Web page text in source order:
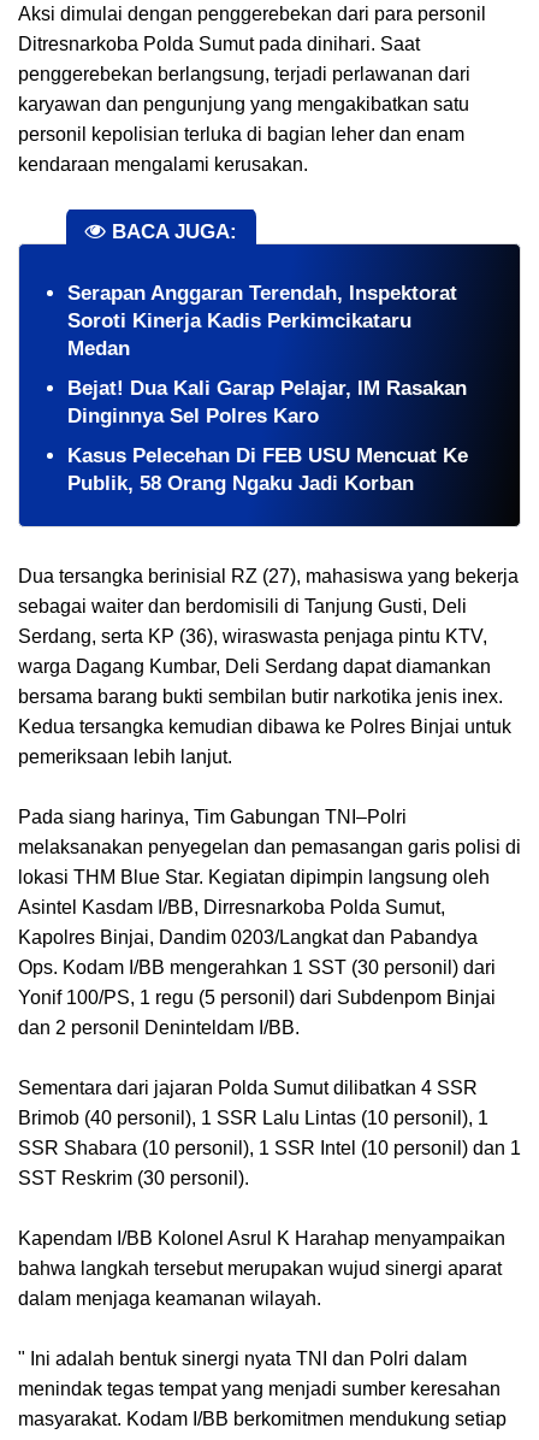
Aksi dimulai dengan penggerebekan dari para personil
Ditresnarkoba Polda Sumut pada dinihari. Saat
penggerebekan berlangsung, terjadi perlawanan dari
karyawan dan pengunjung yang mengakibatkan satu
personil kepolisian terluka di bagian leher dan enam
kendaraan mengalami kerusakan.
BACA JUGA:
Serapan Anggaran Terendah, Inspektorat
Soroti Kinerja Kadis Perkimcikataru
Medan
​Bejat! Dua Kali Garap Pelajar, IM Rasakan
Dinginnya Sel Polres Karo
Kasus Pelecehan Di FEB USU Mencuat Ke
Publik, 58 Orang Ngaku Jadi Korban
Dua tersangka berinisial RZ (27), mahasiswa yang bekerja
sebagai waiter dan berdomisili di Tanjung Gusti, Deli
Serdang, serta KP (36), wiraswasta penjaga pintu KTV,
warga Dagang Kumbar, Deli Serdang dapat diamankan
bersama barang bukti sembilan butir narkotika jenis inex.
Kedua tersangka kemudian dibawa ke Polres Binjai untuk
pemeriksaan lebih lanjut.
Pada siang harinya, Tim Gabungan TNI–Polri
melaksanakan penyegelan dan pemasangan garis polisi di
lokasi THM Blue Star. Kegiatan dipimpin langsung oleh
Asintel Kasdam I/BB, Dirresnarkoba Polda Sumut,
Kapolres Binjai, Dandim 0203/Langkat dan Pabandya
Ops. Kodam I/BB mengerahkan 1 SST (30 personil) dari
Yonif 100/PS, 1 regu (5 personil) dari Subdenpom Binjai
dan 2 personil Deninteldam I/BB.
Sementara dari jajaran Polda Sumut dilibatkan 4 SSR
Brimob (40 personil), 1 SSR Lalu Lintas (10 personil), 1
SSR Shabara (10 personil), 1 SSR Intel (10 personil) dan 1
SST Reskrim (30 personil).
Kapendam I/BB Kolonel Asrul K Harahap menyampaikan
bahwa langkah tersebut merupakan wujud sinergi aparat
dalam menjaga keamanan wilayah.
" Ini adalah bentuk sinergi nyata TNI dan Polri dalam
menindak tegas tempat yang menjadi sumber keresahan
masyarakat. Kodam I/BB berkomitmen mendukung setiap